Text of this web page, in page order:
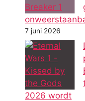
7 juni 2026
2026 wordt